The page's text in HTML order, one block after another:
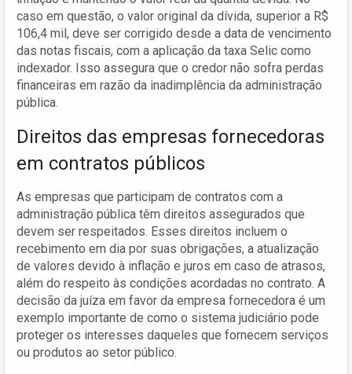
caso em questão, o valor original da dívida, superior a R$
106,4 mil, deve ser corrigido desde a data de vencimento
das notas fiscais, com a aplicação da taxa Selic como
indexador. Isso assegura que o credor não sofra perdas
financeiras em razão da inadimplência da administração
pública.
Direitos das empresas fornecedoras
em contratos públicos
As empresas que participam de contratos com a
administração pública têm direitos assegurados que
devem ser respeitados. Esses direitos incluem o
recebimento em dia por suas obrigações, a atualização
de valores devido à inflação e juros em caso de atrasos,
além do respeito às condições acordadas no contrato. A
decisão da juíza em favor da empresa fornecedora é um
exemplo importante de como o sistema judiciário pode
proteger os interesses daqueles que fornecem serviços
ou produtos ao setor público.